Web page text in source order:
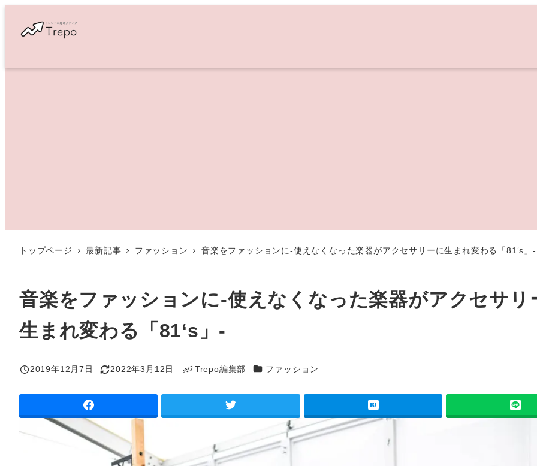
トップページ 最新記事 ファッション 音楽をファッションに-使えなくなった楽器がアクセサリーに生まれ変わる「81‘s」-
音楽をファッションに-使えなくなった楽器がアクセサリ
生まれ変わる「81‘s」-
投稿日
2019年12月7日
更新日
2022年3月12日
著
Trepo編集部 カテゴリー
ファッション